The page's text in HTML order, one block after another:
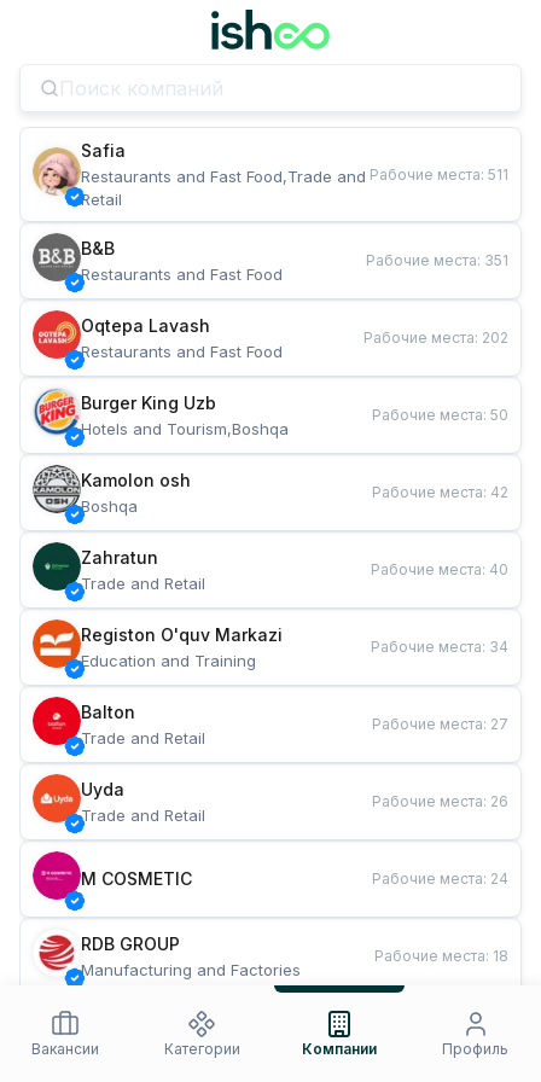
Safia
Restaurants and Fast Food,Trade and
Retail
Рабочие места: 511
B&B
Restaurants and Fast Food
Рабочие места: 351
Oqtepa Lavash
Restaurants and Fast Food
Рабочие места: 202
Burger King Uzb
Hotels and Tourism,Boshqa
Рабочие места: 50
Kamolon osh
Boshqa
Рабочие места: 42
Zahratun
Trade and Retail
Рабочие места: 40
Registon O'quv Markazi
Education and Training
Рабочие места: 34
Balton
Trade and Retail
Рабочие места: 27
Uyda
Trade and Retail
Рабочие места: 26
M COSMETIC Рабочие места: 24
RDB GROUP
Manufacturing and Factories
Рабочие места: 18
Restaurants and Fast Food
Рабочие места
Вакансии
Категории Компании Профиль